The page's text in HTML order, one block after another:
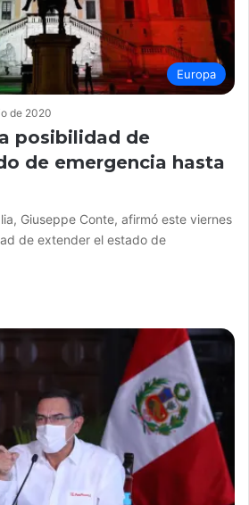
Europa
de 2020
posibilidad de
de emergencia hasta
Giuseppe Conte, afirmó este viernes
de extender el estado de